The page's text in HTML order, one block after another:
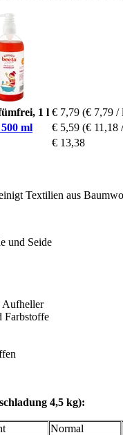
1 l € 7,79 (€ 7,79 /
ml
€ 5,59 (€ 11,18
€ 13,38
Textilien aus
und Seide
Aufheller
Farbstoffe
4,5 kg):
Normal